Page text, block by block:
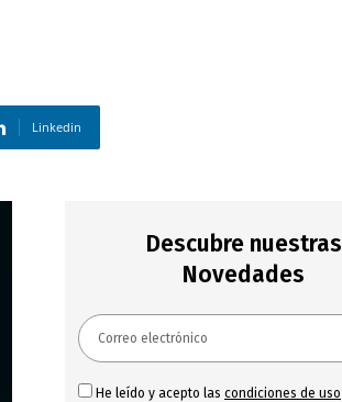
Linkedin
Descubre nuestras
Novedades
He leído y acepto las condiciones de uso